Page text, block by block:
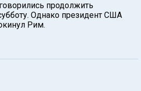
продолжить
Однако президент США
Рим.